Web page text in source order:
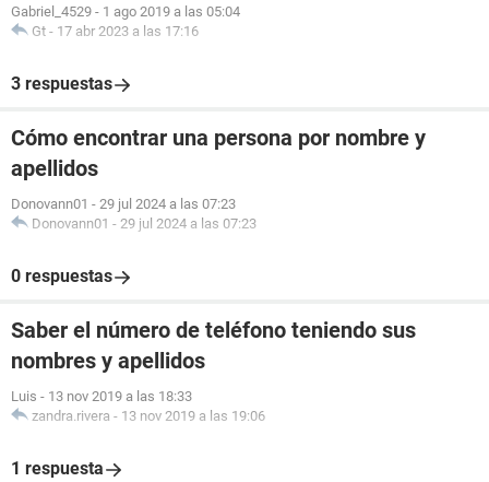
Gabriel_4529 - 1 ago 2019 a las 05:04
Gt - 17 abr 2023 a las 17:16
3 respuestas
Cómo encontrar una persona por nombre y
apellidos
Donovann01 - 29 jul 2024 a las 07:23
Donovann01 - 29 jul 2024 a las 07:23
0 respuestas
Saber el número de teléfono teniendo sus
nombres y apellidos
Luis - 13 nov 2019 a las 18:33
zandra.rivera - 13 nov 2019 a las 19:06
1 respuesta